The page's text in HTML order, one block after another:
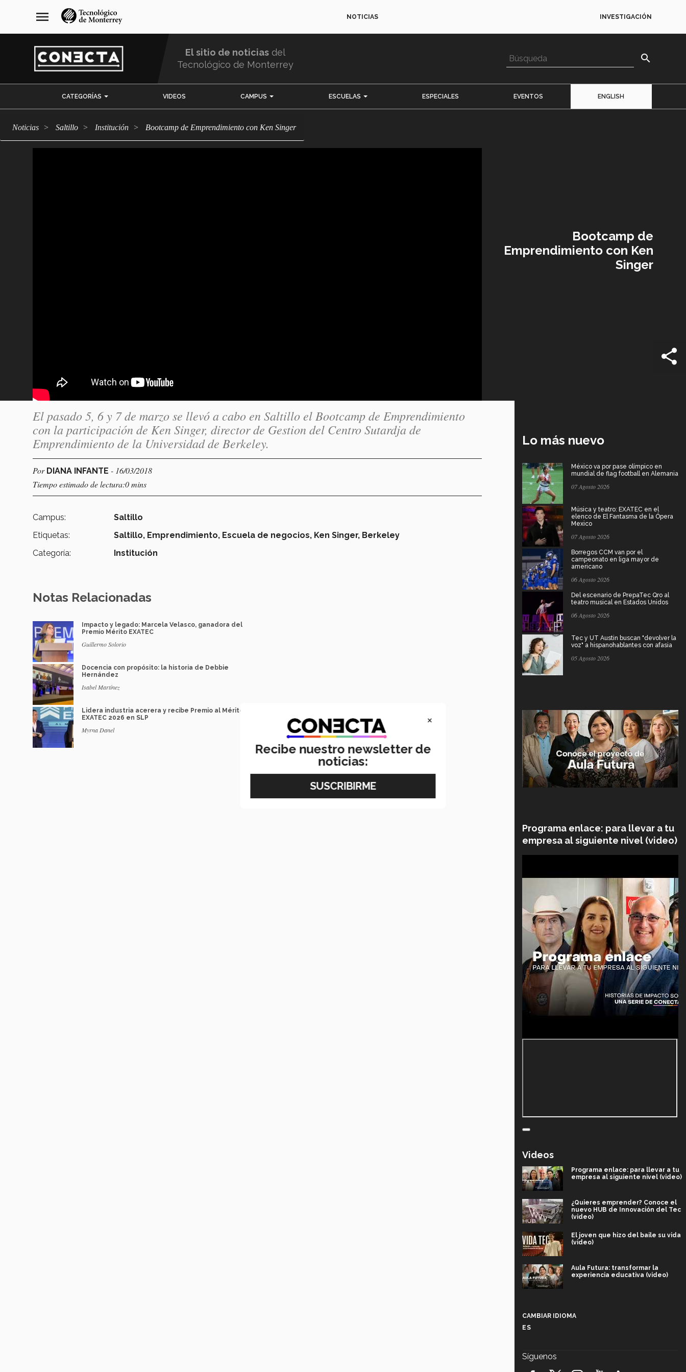
navegación
principal
menu NOTICIAS INVESTIGACIÓN
El sitio de noticias del
Tecnológico de Monterrey
search
CATEGORÍAS VIDEOS CAMPUS ESCUELAS ESPECIALES EVENTOS ENGLISH
Noticias Saltillo Institución Bootcamp de Emprendimiento con Ken Singer
Bootcamp de
Emprendimiento con Ken
Singer
El pasado 5, 6 y 7 de marzo se llevó a cabo en Saltillo el Bootcamp de Emprendimiento
con la participación de Ken Singer, director de Gestion del Centro Sutardja de
Emprendimiento de la Universidad de Berkeley.
Por DIANA INFANTE - 16/03/2018
Tiempo estimado de lectura:0 mins
Campus:
Saltillo
Etiquetas:
Saltillo, Emprendimiento, Escuela de negocios, Ken Singer, Berkeley
Categoría:
Institución
Notas Relacionadas
Impacto y legado: Marcela Velasco, ganadora del
Premio Mérito EXATEC
Guillermo Solorio
Docencia con propósito: la historia de Debbie
Hernández
Isabel Martínez
Lidera industria acerera y recibe Premio al Mérito
EXATEC 2026 en SLP
Myrna Danel
Lo más nuevo
México va por pase olímpico en
mundial de flag football en Alemania
07 Agosto 2026
Música y teatro: EXATEC en el
elenco de El Fantasma de la Ópera
Mexico
07 Agosto 2026
Borregos CCM van por el
campeonato en liga mayor de
americano
06 Agosto 2026
Del escenario de PrepaTec Qro al
teatro musical en Estados Unidos
06 Agosto 2026
Tec y UT Austin buscan "devolver la
voz" a hispanohablantes con afasia
05 Agosto 2026
Programa enlace: para llevar a tu
empresa al siguiente nivel (video)
Videos
Programa enlace: para llevar a tu
empresa al siguiente nivel (video)
¿Quieres emprender? Conoce el
nuevo HUB de Innovación del Tec
(video)
El joven que hizo del baile su vida
(video)
Aula Futura: transformar la
experiencia educativa (video)
CAMBIAR IDIOMA
ES
Síguenos
×
Recibe nuestro newsletter de
noticias: